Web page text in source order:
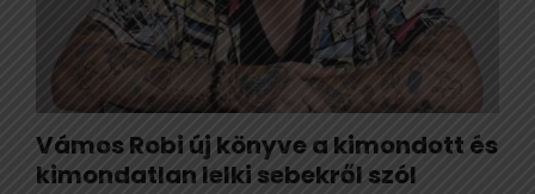
Vámos Robi új könyve a kimondott és
kimondatlan lelki sebekről szól